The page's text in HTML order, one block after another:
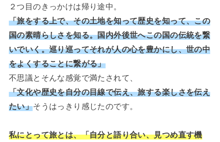
２つ目のきっかけは帰り途中。
「旅をする上で、その土地を知って歴史を知って、この
国の素晴らしさを知る。国内外後世へこの国の伝統を繋
いでいく。巡り巡ってそれが人の心を豊かにし、世の中
をよくすることに繋がる」
不思議とそんな感覚で満たされて、
「文化や歴史を自分の目線で伝え、旅する楽しさを伝え
たい」そうはっきり感じたのです。
私にとって旅とは、「自分と語り合い、見つめ直す機